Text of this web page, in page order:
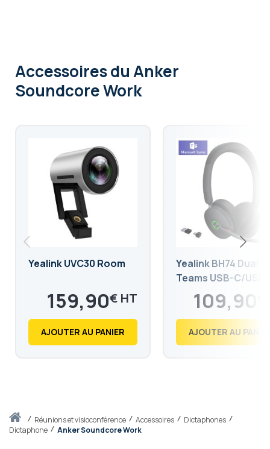
Accueilréunions et visioconférence Accessoires
Dictaphones
Dictaphone
Anker Soundcore Work
Accessoiresdu Anker
Soundcore Work
Yealink UVC30 Room
159,90€
191,88
AJOUTER AU PANIER
Yealink BH74 Dual
Teams USB-C/
109,90
131,88
AJOUTER AU